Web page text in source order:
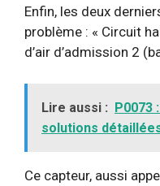
Enfin, les deux
problème : « Circuit
d’air d’admission 2
Lire aussi : P0073
solutions
Ce capteur, aussi